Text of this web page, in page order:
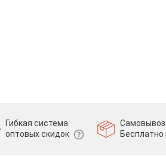
Гибкая система
оптовых скидок
Бесплатно